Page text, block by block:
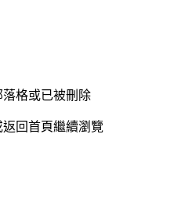
格或已被刪除
回首頁繼續瀏覽